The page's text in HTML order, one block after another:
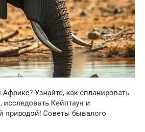
Узнайте, как спланировать
исследовать Кейптаун и
природой! Советы бывалого